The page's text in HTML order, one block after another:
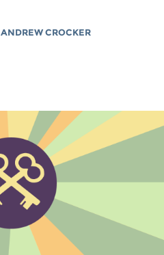
ANDREW CROCKER